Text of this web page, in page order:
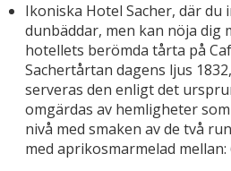
Ikoniska Hotel Sacher, där du
dunbäddar, men kan nöja dig
hotellets berömda tårta på
Sachertårtan dagens ljus
serveras den enligt det
omgärdas av hemligheter
nivå med smaken av de två
med aprikosmarmelad mellan: